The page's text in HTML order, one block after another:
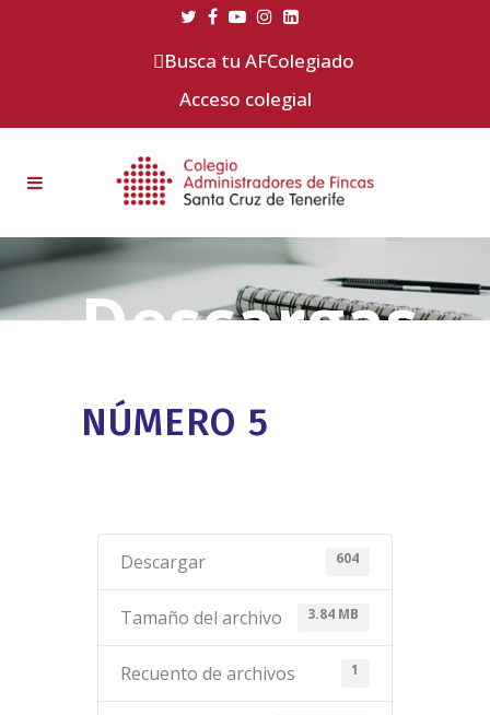
Busca tu AFColegiado
Acceso colegial
NÚMERO 5
Descargar 604
Tamaño del archivo 3.84 MB
Recuento de archivos 1